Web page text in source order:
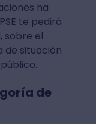
ha
te pedirá
sobre el
de situación
de